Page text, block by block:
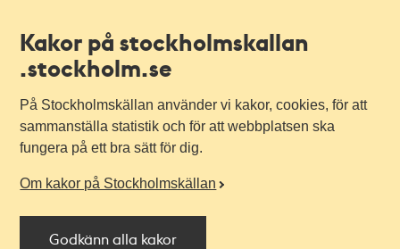
Kakor på stockholmskallan
.stockholm.se
På Stockholmskällan använder vi kakor, cookies, för att
sammanställa statistik och för att webbplatsen ska
fungera på ett bra sätt för dig.
Om kakor på Stockholmskällan
Godkänn alla kakor